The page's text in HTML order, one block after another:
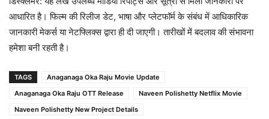
आधारित है। फिल्म की रिलीज डेट, भाषा और प्लेटफॉर्म के संबंध में आधिकारिक
जानकारी मेकर्स या नेटफ्लिक्स द्वारा ही दी जाएगी। तारीखों में बदलाव की संभावना
हमेशा बनी रहती है।
TAGS
Anaganaga Oka Raju Movie Update
Anaganaga Oka Raju OTT Release
Naveen Polishetty Netflix Movie
Naveen Polishetty New Project Details